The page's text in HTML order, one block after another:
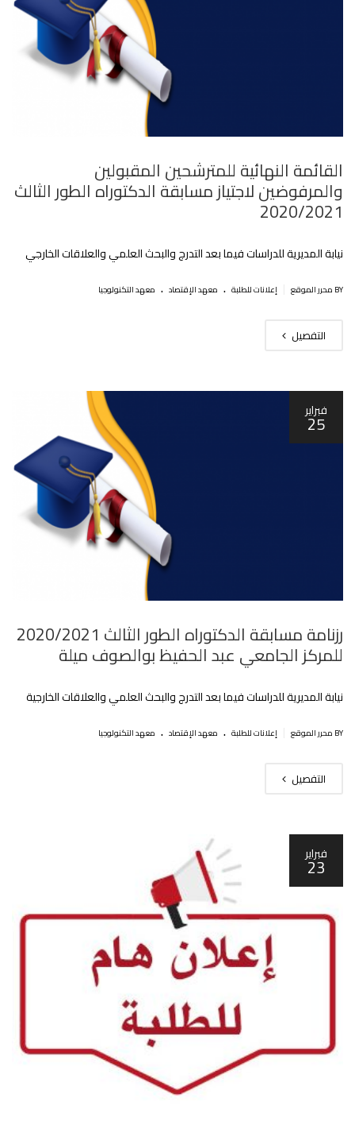
القائمة النهائية للمترشحين المقبولين
والمرفوضين لاجتياز مسابقة الدكتوراه الطور الثالث
2020/2021
نيابة المديرية للدراسات فيما بعد التدرج والبحث العلمي والعلاقات الخارجي
BY محرر الموقع إعلانات للطلبة . معهد الإقتصاد . معهد التكنولوجيا
التفصيل
فبراير
25
رزنامة مسابقة الدكتوراه الطور الثالث 2020/2021
للمركز الجامعي عبد الحفيظ بوالصوف ميلة
نيابة المديرية للدراسات فيما بعد التدرج والبحث العلمي والعلاقات الخارجية
BY محرر الموقع إعلانات للطلبة . معهد الإقتصاد . معهد التكنولوجيا
التفصيل
فبراير
23